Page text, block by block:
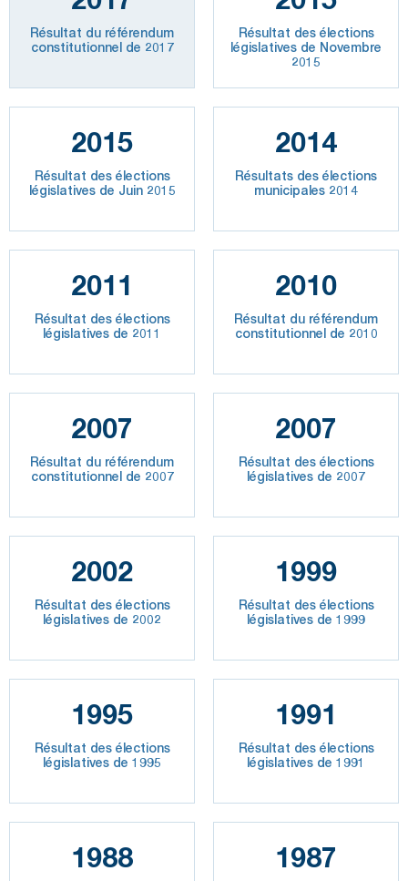
Résultat du référendum
constitutionnel de 2017
Résultat des élections
législatives de Novembre
2015
2015
Résultat des élections
législatives de Juin 2015
2014
Résultats des élections
municipales 2014
2011
Résultat des élections
législatives de 2011
2010
Résultat du référendum
constitutionnel de 2010
2007
Résultat du référendum
constitutionnel de 2007
2007
Résultat des élections
législatives de 2007
2002
Résultat des élections
législatives de 2002
1999
Résultat des élections
législatives de 1999
1995
Résultat des élections
législatives de 1995
1991
Résultat des élections
législatives de 1991
1988 1987